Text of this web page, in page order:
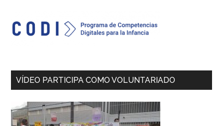
VÍDEO PARTICIPA COMO VOLUNTARIADO